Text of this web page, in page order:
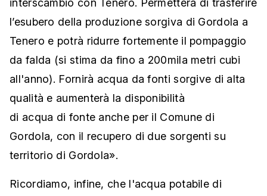
interscambio con Tenero. Permetterà di trasferire
l’esubero della produzione sorgiva di Gordola a
Tenero e potrà ridurre fortemente il pompaggio
da falda (si stima da fino a 200mila metri cubi
all'anno). Fornirà acqua da fonti sorgive di alta
qualità e aumenterà la disponibilità
di acqua di fonte anche per il Comune di
Gordola, con il recupero di due sorgenti su
territorio di Gordola».
Ricordiamo, infine, che l'acqua potabile di